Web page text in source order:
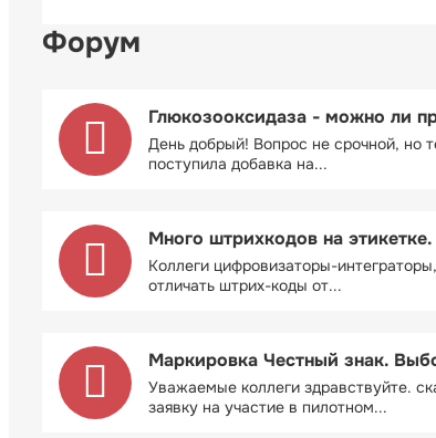
Форум
Глюкозооксидаза - можно ли
День добрый! Вопрос не срочной, но
поступила добавка на...
Много штрихкодов на
Коллеги цифровизаторы-
отличать штрих-коды от...
Маркировка Честный знак.
Уважаемые коллеги здравствуйте.
заявку на участие в пилотном...